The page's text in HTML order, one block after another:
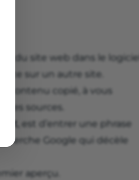
du site web dans le logiciel
sur un autre site.
contenu copié, à vous
les sources.
, est d’entrer une phrase
Google qui décèle
aperçu.